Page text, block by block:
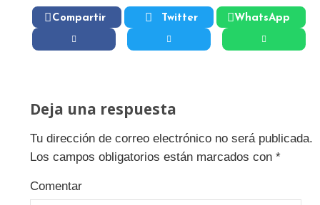
Compartir Twitter WhatsApp
Deja una respuesta
Tu dirección de correo electrónico no será publicada.
Los campos obligatorios están marcados con *
Comentar